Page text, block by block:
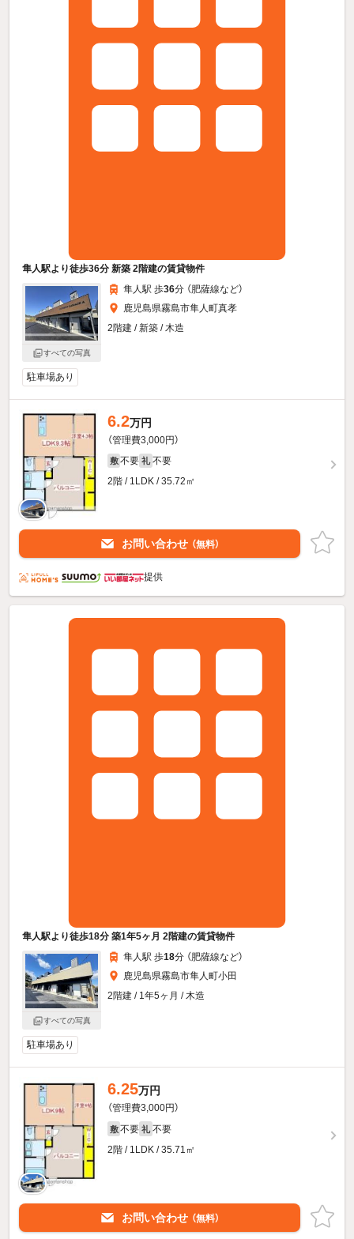
隼人駅より徒歩36分 新築 2階建の賃貸物件
すべての写真
隼人駅 歩36分 （肥薩線など）
鹿児島県霧島市隼人町真孝
2階建 / 新築 / 木造
駐車場あり
6.2万円
（管理費3,000円）
敷 不要 礼 不要
2階 / 1LDK / 35.72㎡
お問い合わせ （無料）
提供
隼人駅より徒歩18分 築1年5ヶ月 2階建の賃貸物件
すべての写真
隼人駅 歩18分 （肥薩線など）
鹿児島県霧島市隼人町小田
2階建 / 1年5ヶ月 / 木造
駐車場あり
6.25万円
（管理費3,000円）
敷 不要 礼 不要
2階 / 1LDK / 35.71㎡
お問い合わせ （無料）